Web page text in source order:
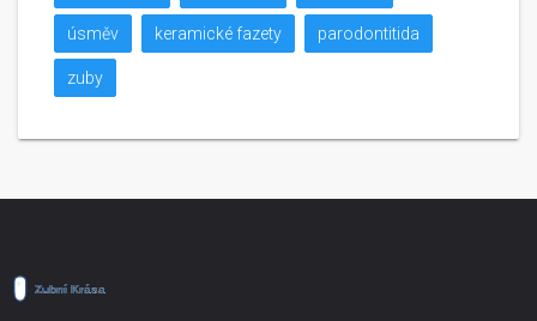
úsměv keramické fazety parodontitida
zuby